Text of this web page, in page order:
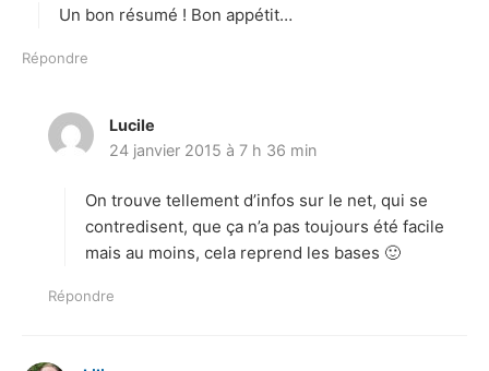
Un bon résumé ! Bon appétit…
Répondre
Lucile
i
:
24 janvier 2015 à 7 h 36 min
On trouve tellement d’infos sur le net, qui se
contredisent, que ça n’a pas toujours été facile
mais au moins, cela reprend les bases 🙂
Répondre